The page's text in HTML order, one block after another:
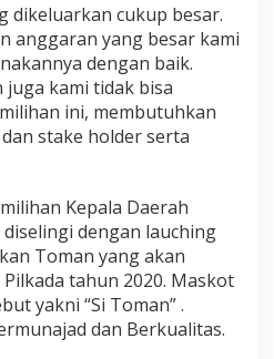
dikeluarkan cukup besar.
anggaran yang besar kami
dengan baik.
kami tidak bisa
ini, membutuhkan
stake holder serta
Kepala Daerah
dengan lauching
Toman yang akan
tahun 2020. Maskot
yakni “Si Toman” .
dan Berkualitas.